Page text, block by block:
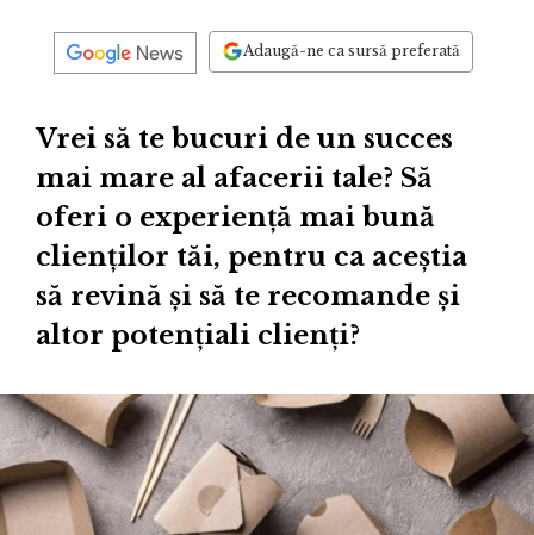
Adaugă-ne ca sursă preferată
Vrei să te bucuri de un succes
mai mare al afacerii tale? Să
oferi o experiență mai bună
clienților tăi, pentru ca aceștia
să revină și să te recomande și
altor potențiali clienți?